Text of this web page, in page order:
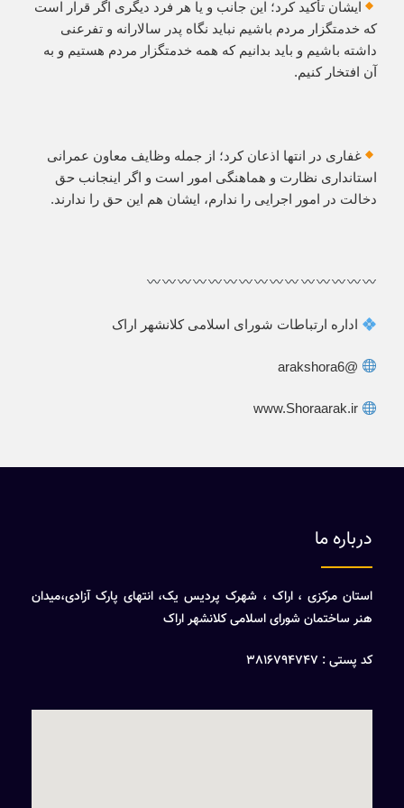
ایشان تأکید کرد؛ این جانب و یا هر فرد دیگری اگر قرار است
که خدمتگزار مردم باشیم نباید نگاه پدر سالارانه و تفرعنی
داشته باشیم و باید بدانیم که همه خدمتگزار مردم هستیم و به
آن افتخار کنیم.
غفاری در انتها اذعان کرد؛ از جمله وظایف معاون عمرانی
استانداری نظارت و هماهنگی امور است و اگر اینجانب حق
دخالت در امور اجرایی را ندارم، ایشان هم این حق را ندارند.
اداره ارتباطات شورای اسلامی کلانشهر اراک
@arakshora6
www.Shoraarak.ir
درباره ما
استان مرکزی ، اراک ، شهرک پردیس یک، انتهای پارک آزادی،میدان
هنر ساختمان شورای اسلامی کلانشهر اراک
کد پستی : 3816794747